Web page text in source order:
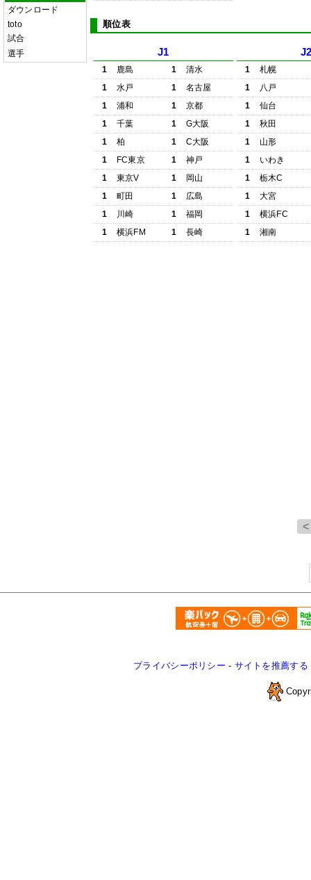
ダウンロード
toto
試合
選手
順位表
J1
1 鹿島 1
清水
1
水戸 1
名古屋
1
浦和 1
京都
1
千葉 1
G大阪
1
柏 1
C大阪
1
FC東京 1
神戸
1
東京V 1
岡山
1
町田 1
広島
1
川崎 1
福岡
1
横浜FM 1 長崎
1
札幌
1
八戸
1
仙台
1
秋田
1
山形
1
いわき
1
栃木C
1
大宮
1
横浜FC
1
湘南
プライバシーポリシー - サイトを推薦する